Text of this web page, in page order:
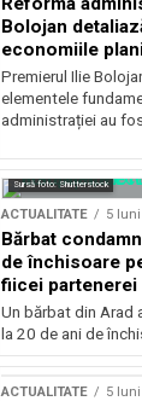
Bolojan
economiile
Premierul Ilie
elementele
administrației au
Sursă foto: Shutterstock
ACTUALITATE 5
Bărbat
de închisoare
fiicei partenerei
Un bărbat din Arad
la 20 de ani de
ACTUALITATE 5